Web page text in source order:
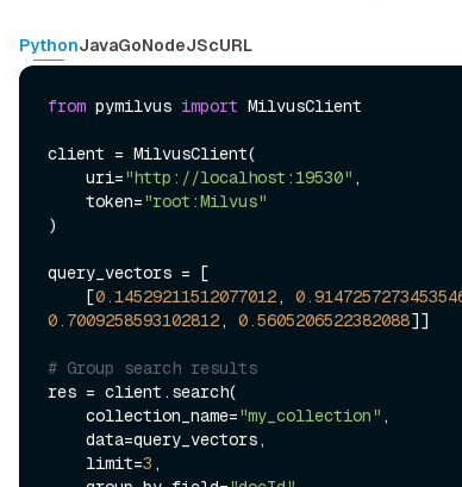
PythonJavaGoNodeJScURL
from pymilvus import MilvusClient
client = MilvusClient(
    uri=
"http://localhost:19530" ,
    token=
"root:Milvus"
)
query_vectors = [
    [
0.14529211512077012,
0.7009258593102812, 0.5605206522382088]]
# Group search results
res = client.search(
    collection_name=
"my_collection" ,
    limit=
3 ,